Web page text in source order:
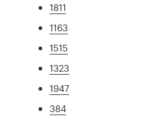
1811
1163
1515
1323
1947
384